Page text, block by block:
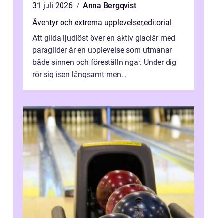
31 juli 2026
Anna Bergqvist
Äventyr och extrema upplevelser,editorial
Att glida ljudlöst över en aktiv glaciär med
paraglider är en upplevelse som utmanar
både sinnen och föreställningar. Under dig
rör sig isen långsamt men...